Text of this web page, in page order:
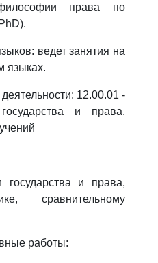
права по
ведет занятия на
языках.
12.00.01 -
и права.
государства и права,
сравнительному
работы: